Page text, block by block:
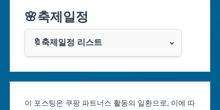
인천광역시
광주광역시
대전광역시
쿠팡
클룩
🌸축제일정
🔖축제일정 리스트
이 포스팅은 쿠팡 파트너스 활동의 일환으로, 이에 따